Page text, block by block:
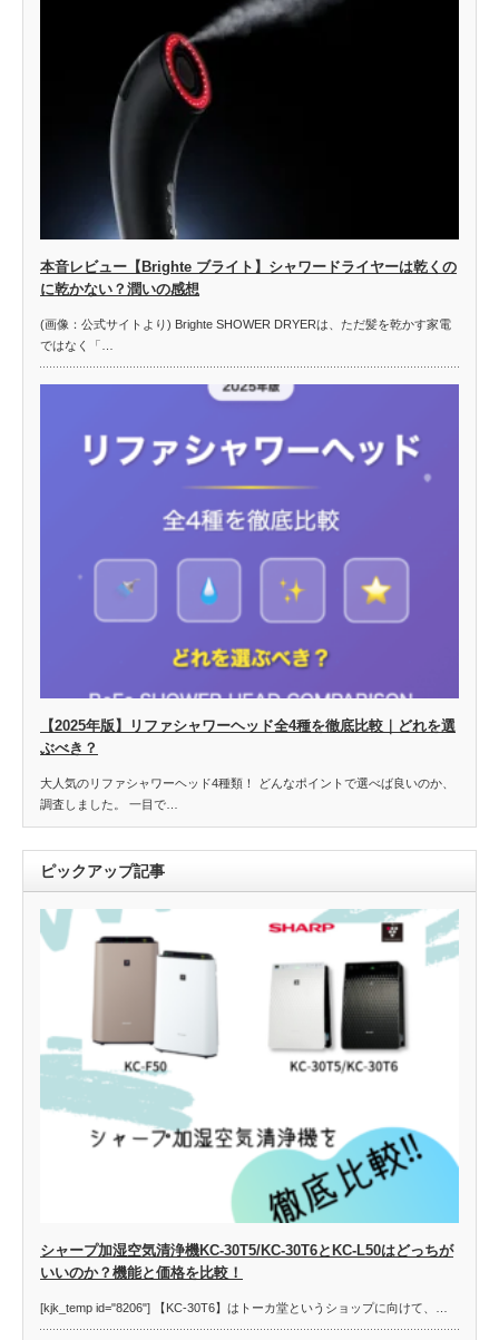
本音レビュー【Brighte ブライト】シャワードライヤーは乾くの
に乾かない？潤いの感想
(画像：公式サイトより) Brighte SHOWER DRYERは、ただ髪を乾かす家電
ではなく「…
【2025年版】リファシャワーヘッド全4種を徹底比較｜どれを選
ぶべき？
大人気のリファシャワーヘッド4種類！ どんなポイントで選べば良いのか、
調査しました。 一目で…
ピックアップ記事
シャープ加湿空気清浄機KC-30T5/KC-30T6とKC-L50はどっちが
いいのか？機能と価格を比較！
[kjk_temp id="8206"] 【KC-30T6】はトーカ堂というショップに向けて、…